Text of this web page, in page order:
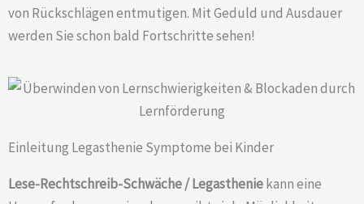
von Rückschlägen entmutigen. Mit Geduld und Ausdauer
werden Sie schon bald Fortschritte sehen!
Einleitung Legasthenie Symptome bei Kinder
Lese-Rechtschreib-Schwäche / Legastheniekann eine